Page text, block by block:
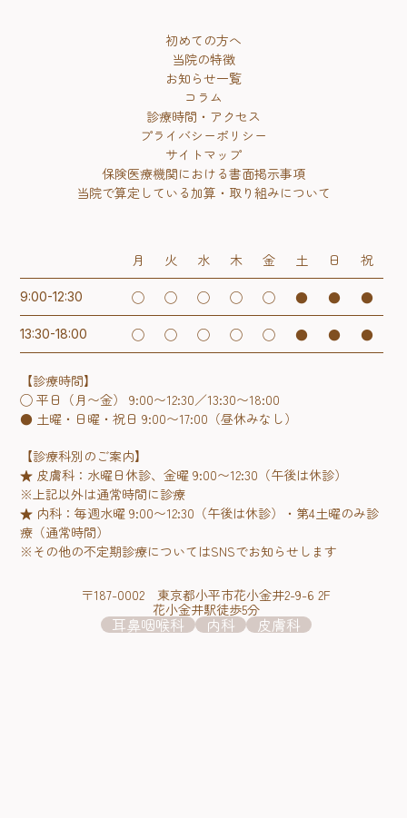
初めての方へ
当院の特徴
お知らせ一覧
コラム
診療時間・アクセス
プライバシーポリシー
サイトマップ
保険医療機関における書面掲示事項
当院で算定している加算・取り組みについて
月 火 水 木 金 土 日 祝
9:00-12:30 ◯ ◯ ◯ ◯ ◯ ● ● ●
13:30-18:00 ◯ ◯ ◯ ◯ ◯ ● ● ●
【診療時間】
◯ 平日（月〜金） 9:00〜12:30／13:30〜18:00
● 土曜・日曜・祝日 9:00〜17:00（昼休みなし）
【診療科別のご案内】
★ 皮膚科：水曜日休診、金曜 9:00〜12:30（午後は休診）
※上記以外は通常時間に診療
★ 内科：毎週水曜 9:00〜12:30（午後は休診）・第4土曜のみ診
療（通常時間）
※その他の不定期診療についてはSNSでお知らせします
〒187-0002 東京都小平市花小金井2-9-6 2F
花小金井駅徒歩5分
耳鼻咽喉科 内科 皮膚科